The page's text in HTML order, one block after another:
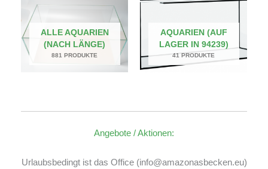
ALLE AQUARIEN
(NACH LÄNGE)
881 PRODUKTE
AQUARIEN (AUF
LAGER IN 94239)
41 PRODUKTE
Angebote / Aktionen:
Urlaubsbedingt ist das Office (info@amazonasbecken.eu)